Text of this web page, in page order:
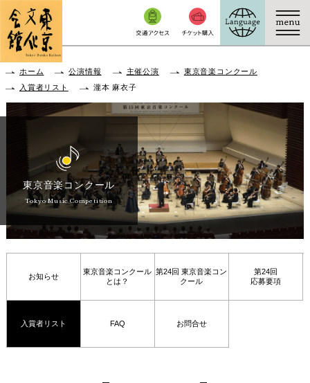
本文へ移動
ホーム 公演情報 主催公演
東京音楽コンクール
入賞者リスト
瀧本 麻衣子
東京音楽コンクール
Tokyo Music Competition
お知らせ
東京音楽コンクール
とは？
第24回 東京音楽コン
クール
第24回
応募要項
入賞者リスト FAQ お問合せ